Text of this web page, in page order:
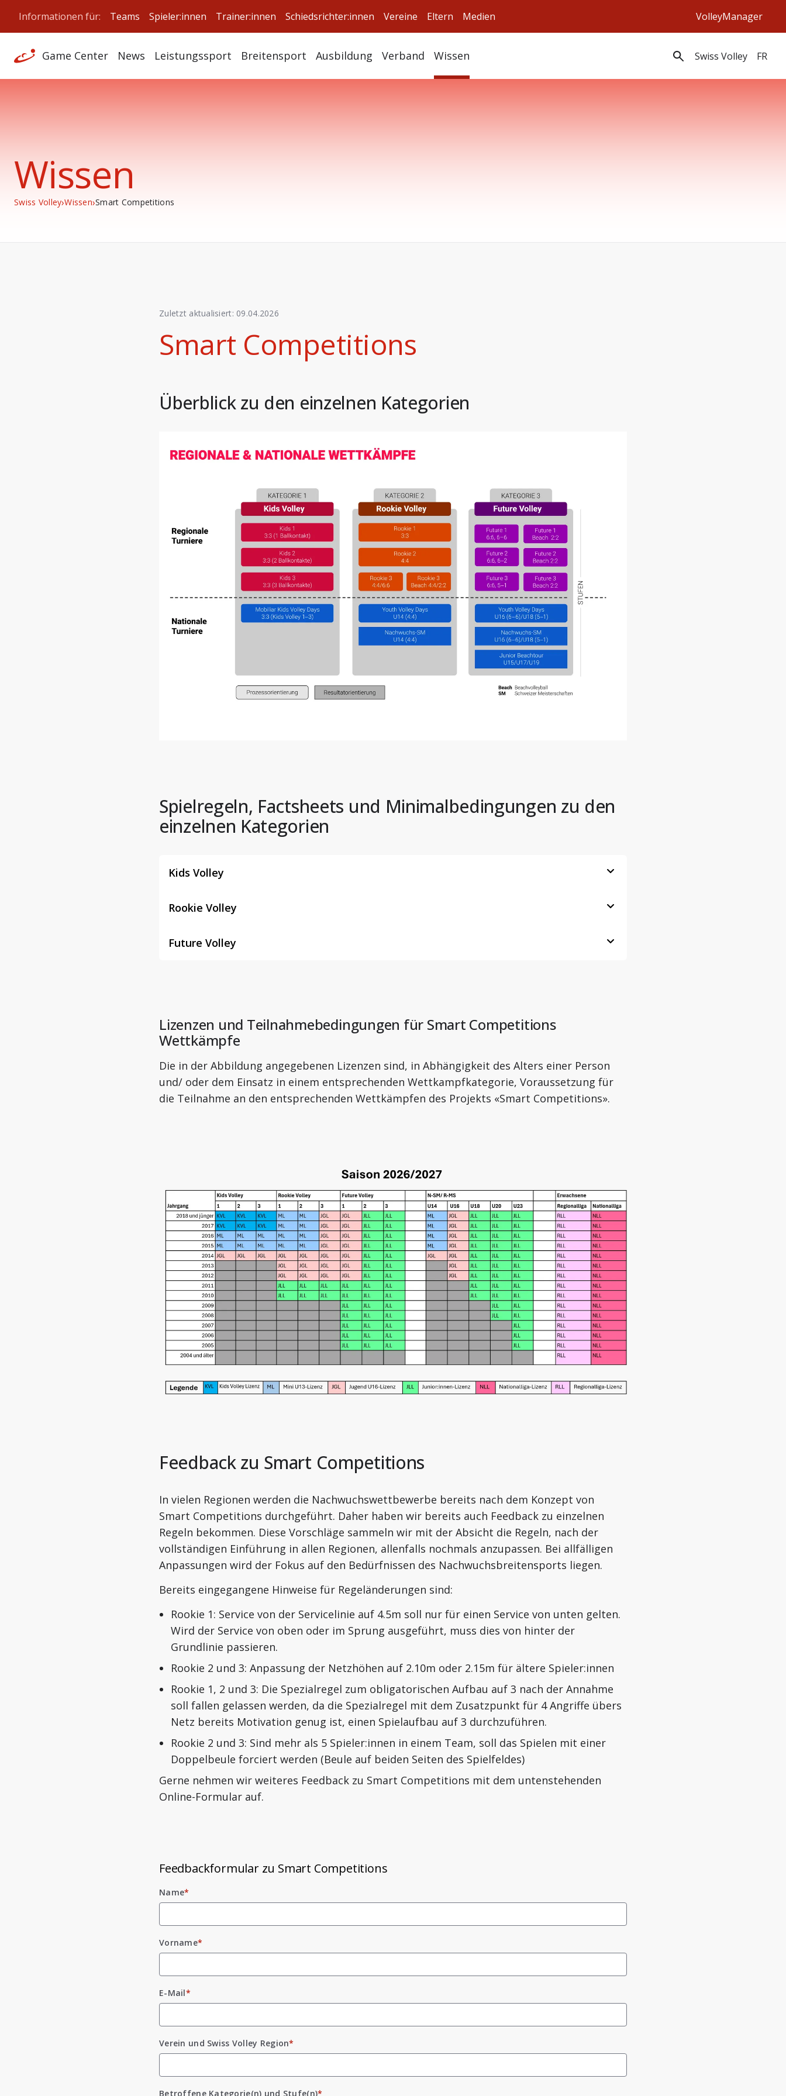
Informationen für: Teams Spieler:innen Trainer:innen Schiedsrichter:innen Vereine Eltern Medien VolleyManager
Game Center News Leistungssport Breitensport Ausbildung Verband Wissen Swiss Volley FR
Wissen
Swiss Volley›Wissen›Smart Competitions
Zuletzt aktualisiert: 09.04.2026
Smart Competitions
Überblick zu den einzelnen Kategorien
Spielregeln, Factsheets und Minimalbedingungen zu den
einzelnen Kategorien
Kids Volley
Rookie Volley
Future Volley
Lizenzen und Teilnahmebedingungen für Smart Competitions
Wettkämpfe
Die in der Abbildung angegebenen Lizenzen sind, in Abhängigkeit des Alters einer Person
und/ oder dem Einsatz in einem entsprechenden Wettkampfkategorie, Voraussetzung für
die Teilnahme an den entsprechenden Wettkämpfen des Projekts «Smart Competitions».
Feedback zu Smart Competitions
In vielen Regionen werden die Nachwuchswettbewerbe bereits nach dem Konzept von
Smart Competitions durchgeführt. Daher haben wir bereits auch Feedback zu einzelnen
Regeln bekommen. Diese Vorschläge sammeln wir mit der Absicht die Regeln, nach der
vollständigen Einführung in allen Regionen, allenfalls nochmals anzupassen. Bei allfälligen
Anpassungen wird der Fokus auf den Bedürfnissen des Nachwuchsbreitensports liegen.
Bereits eingegangene Hinweise für Regeländerungen sind:
Rookie 1: Service von der Servicelinie auf 4.5m soll nur für einen Service von unten gelten.
Wird der Service von oben oder im Sprung ausgeführt, muss dies von hinter der
Grundlinie passieren.
Rookie 2 und 3: Anpassung der Netzhöhen auf 2.10m oder 2.15m für ältere Spieler:innen
Rookie 1, 2 und 3: Die Spezialregel zum obligatorischen Aufbau auf 3 nach der Annahme
soll fallen gelassen werden, da die Spezialregel mit dem Zusatzpunkt für 4 Angriffe übers
Netz bereits Motivation genug ist, einen Spielaufbau auf 3 durchzuführen.
Rookie 2 und 3: Sind mehr als 5 Spieler:innen in einem Team, soll das Spielen mit einer
Doppelbeule forciert werden (Beule auf beiden Seiten des Spielfeldes)
Gerne nehmen wir weiteres Feedback zu Smart Competitions mit dem untenstehenden
Online-Formular auf.
Feedbackformular zu Smart Competitions
Name*
Vorname*
E-Mail*
Verein und Swiss Volley Region*
Betroffene Kategorie(n) und Stufe(n)*